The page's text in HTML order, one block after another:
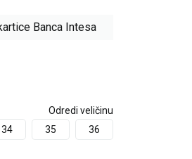
Banca Intesa
Odredi veličinu
34 35 36